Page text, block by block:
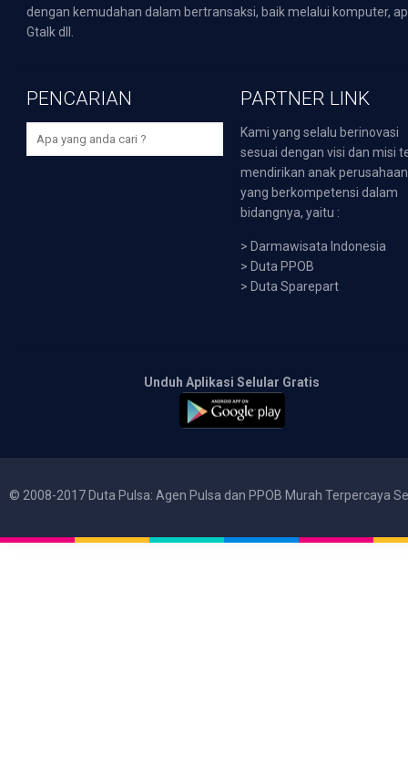
dengan kemudahan dalam bertransaksi, baik melalui komputer,
Gtalk dll.
PENCARIAN PARTNER LINK
Kami yang selalu berinovasi
sesuai dengan visi dan misi
mendirikan anak perusahaan
yang berkompetensi dalam
bidangnya, yaitu :
> Darmawisata Indonesia
> Duta PPOB
> Duta Sparepart
Unduh Aplikasi Selular Gratis
© 2008-2017 Duta Pulsa: Agen Pulsa dan PPOB Murah Terpercaya